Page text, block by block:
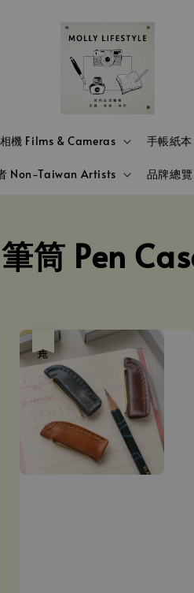
機 Films & Cameras 手帳紙
Non-Taiwan Artists 品牌總
筒 Pen